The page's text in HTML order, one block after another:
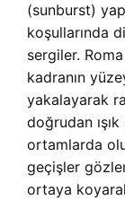
(sunburst)
koşullarında
sergiler.
kadranın
yakalayarak
doğrudan
ortamlarda
geçişler
ortaya